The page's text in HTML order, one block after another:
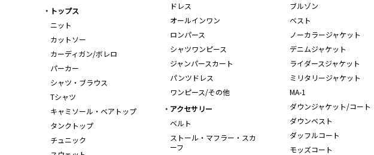
トップス
ニット
カットソー
カーディガン/ボレロ
パーカー
シャツ・ブラウス
Tシャツ
キャミソール・ベアトップ
タンクトップ
チュニック
ドレス
オールインワン
ロンパース
シャツワンピース
ジャンパースカート
パンツドレス
ワンピース/その他
ブルゾン
ベスト
ノーカラージャケット
デニムジャケット
ライダースジャケット
ミリタリージャケット
MA-1
ダウンジャケット/コート
ダウンベスト
ダッフルコート
モッズコート
アクセサリー
ベルト
ストール・マフラー・スカ
ーフ